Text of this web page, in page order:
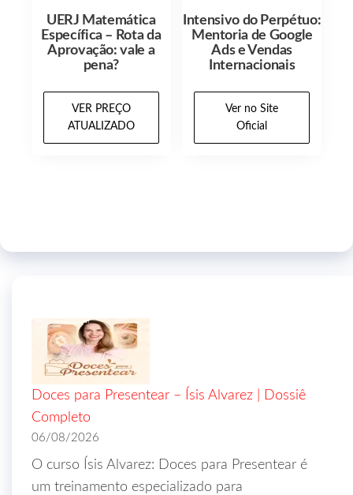
UERJ Matemática
Específica – Rota da
Aprovação: vale a
pena?
VER PREÇO
ATUALIZADO
Intensivo do Perpétuo:
Mentoria de Google
Ads e Vendas
Internacionais
Ver no Site
Oficial
Doces para Presentear – Ísis Alvarez | Dossiê
Completo
06/08/2026
O curso Ísis Alvarez: Doces para Presentear é
um treinamento especializado para